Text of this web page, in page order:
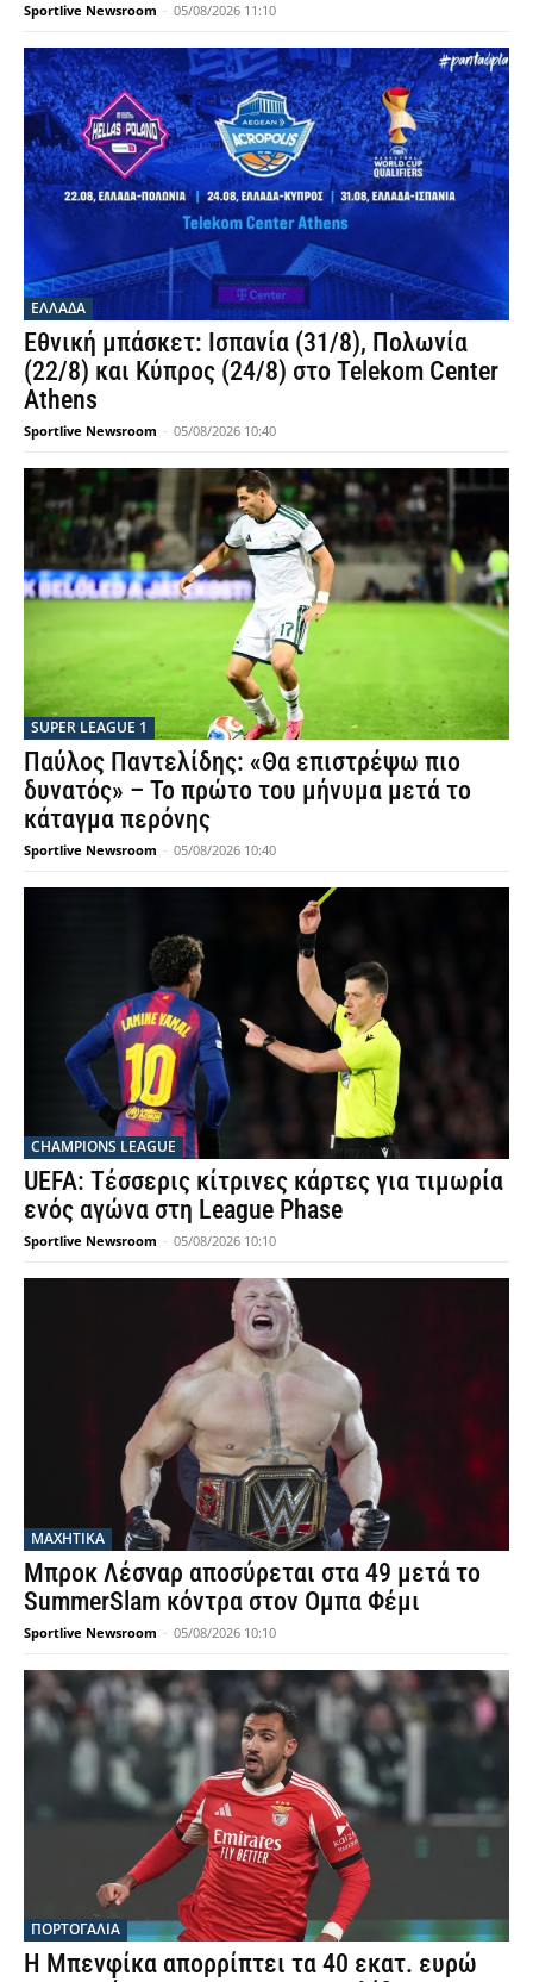
Sportlive Newsroom - 05/08/2026 11:10
ΕΛΛΑΔΑ
Εθνική μπάσκετ: Ισπανία (31/8), Πολωνία
(22/8) και Κύπρος (24/8) στο Telekom Center
Athens
Sportlive Newsroom - 05/08/2026 10:40
SUPER LEAGUE 1
Παύλος Παντελίδης: «Θα επιστρέψω πιο
δυνατός» – Το πρώτο του μήνυμα μετά το
κάταγμα περόνης
Sportlive Newsroom - 05/08/2026 10:40
CHAMPIONS LEAGUE
UEFA: Τέσσερις κίτρινες κάρτες για τιμωρία
ενός αγώνα στη League Phase
Sportlive Newsroom - 05/08/2026 10:10
ΜΑΧΗΤΙΚΑ
Μπροκ Λέσναρ αποσύρεται στα 49 μετά το
SummerSlam κόντρα στον Ομπα Φέμι
Sportlive Newsroom - 05/08/2026 10:10
ΠΟΡΤΟΓΑΛΙΑ
Η Μπενφίκα απορρίπτει τα 40 εκατ. ευρώ